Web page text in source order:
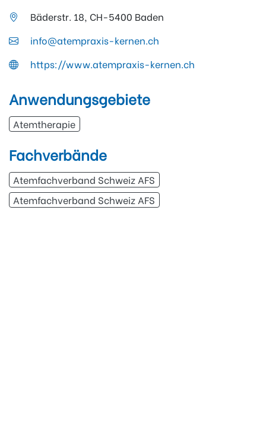
Bäderstr. 18, CH-5400 Baden
info@atempraxis-kernen.ch
https://www.atempraxis-kernen.ch
Anwendungsgebiete
Atemtherapie
Fachverbände
Atemfachverband Schweiz AFS
Atemfachverband Schweiz AFS